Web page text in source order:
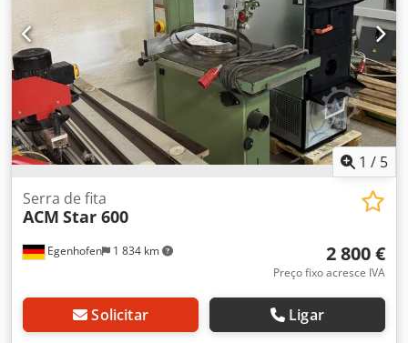
1 / 5
Egenhofen 1 834 km
Serra de fita
ACM Star 600
2 800 €
Preço fixo acresce IVA
Solicitar Ligar